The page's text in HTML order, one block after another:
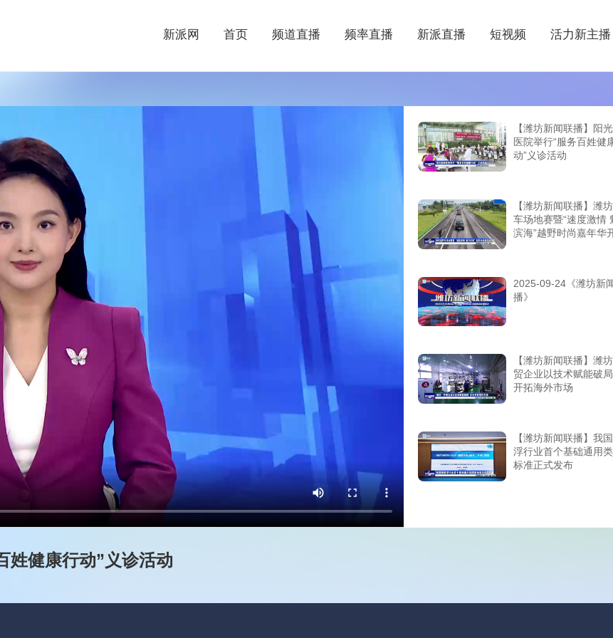
新派网 首页 频道直播 频率直播 新派直播 短视频 活力新主播
姓健康行动”义诊活动
【潍坊新闻联播】阳
医院举行“服务百姓健
动”义诊活动
【潍坊新闻联播】潍
车场地赛暨“速度激情
滨海”越野时尚嘉年华
2025-09-24《潍坊新
播》
【潍坊新闻联播】潍
贸企业以技术赋能破
开拓海外市场
【潍坊新闻联播】我
浮行业首个基础通用
标准正式发布